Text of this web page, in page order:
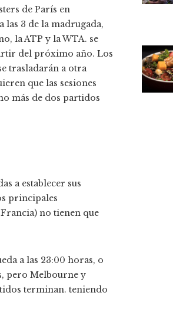
de París en
las 3 de la madrugada,
la ATP y la WTA. se
del próximo año. Los
trasladarán a otra
que las sesiones
más de dos partidos
a establecer sus
principales
no tienen que
a las 23:00 horas, o
pero Melbourne y
terminan. teniendo